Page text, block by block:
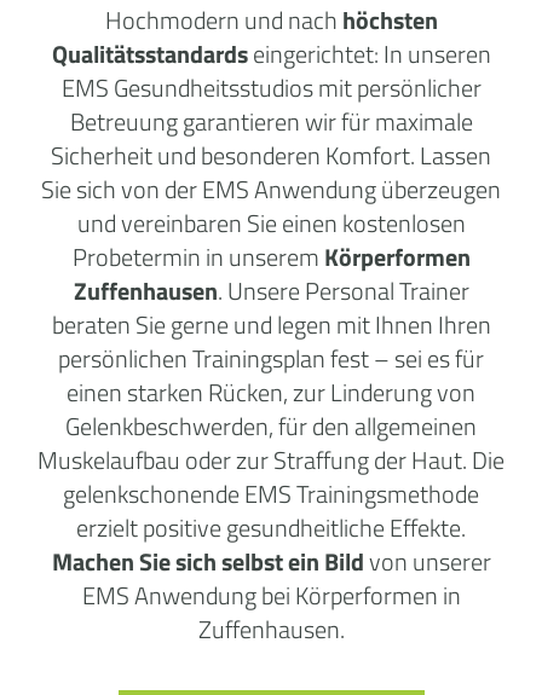
Hochmodern und nachhöchsten
Qualitätsstandardseingerichtet: In unseren
EMS Gesundheitsstudios mit persönlicher
Betreuung garantieren wir für maximale
Sicherheit und besonderen Komfort. Lassen
Sie sich von der EMS Anwendung überzeugen
und vereinbaren Sie einen kostenlosen
Probetermin in unseremKörperformen
Zuffenhausen. Unsere Personal Trainer
beraten Sie gerne und legen mit Ihnen Ihren
persönlichen Trainingsplan fest – sei es für
einen starken Rücken, zur Linderung von
Gelenkbeschwerden, für den allgemeinen
Muskelaufbau oder zur Straffung der Haut. Die
gelenkschonende EMS Trainingsmethode
erzielt positive gesundheitliche Effekte.
Machen Sie sich selbst ein Bildvon unserer
EMS Anwendung bei Körperformen in
Zuffenhausen.